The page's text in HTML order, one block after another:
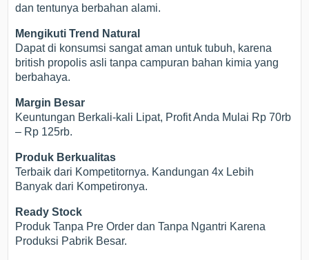
dan tentunya berbahan alami.
Mengikuti Trend Natural
Dapat di konsumsi sangat aman untuk tubuh, karena
british propolis asli tanpa campuran bahan kimia yang
berbahaya.
Margin Besar
Keuntungan Berkali-kali Lipat, Profit Anda Mulai Rp 70rb
– Rp 125rb.
Produk Berkualitas
Terbaik dari Kompetitornya. Kandungan 4x Lebih
Banyak dari Kompetironya.
Ready Stock
Produk Tanpa Pre Order dan Tanpa Ngantri Karena
Produksi Pabrik Besar.